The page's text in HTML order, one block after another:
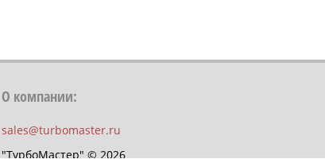
О компании:
sales@turbomaster.ru
"ТурбоМастер" © 2026